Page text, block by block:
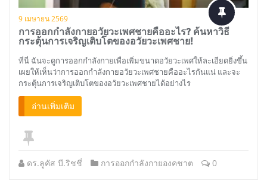
9 เมษายน 2569
การออกกำลังกายอวัยวะเพศชายคืออะไร? ค้นหาวิธี
กระตุ้นการเจริญเติบโตของอวัยวะเพศชาย!
ที่นี่ ฉันจะดูการออกกำลังกายเพื่อเพิ่มขนาดอวัยวะเพศให้ละเอียดยิ่งขึ้น
เผยให้เห็นว่าการออกกำลังกายอวัยวะเพศชายคืออะไรกันแน่ และจะ
กระตุ้นการเจริญเติบโตของอวัยวะเพศชายได้อย่างไร
อ่านเพิ่มเติม
ดร.ลูคัส บี.ริชชี่ การออกกำลังกายองคชาต 0